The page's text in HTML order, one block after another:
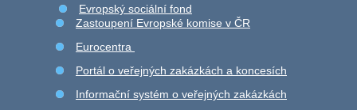
Evropský sociální fond
Zastoupení Evropské komise v ČR
Eurocentra
Portál o veřejných zakázkách a koncesích
Informační systém o veřejných zakázkách